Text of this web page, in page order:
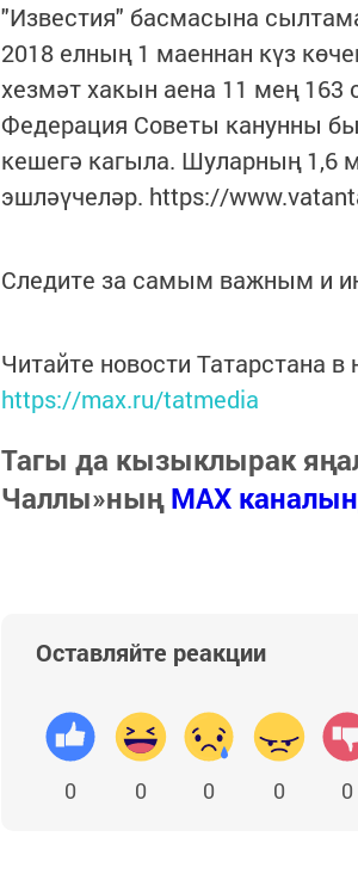
"Известия" басмасына
2018 елның 1 маеннан күз
хезмәт хакын аена 11 мең 163
Федерация Советы канунны
кешегә кагыла. Шуларның 1,6
эшләүчеләр. https://
Следите за самым важным и
Читайте новости Татарстана
https://max.ru/tatmedia
Тагы да кызыклырак
Чаллы»ныңMAX
Оставляйте реакции
0 0 0 0 0